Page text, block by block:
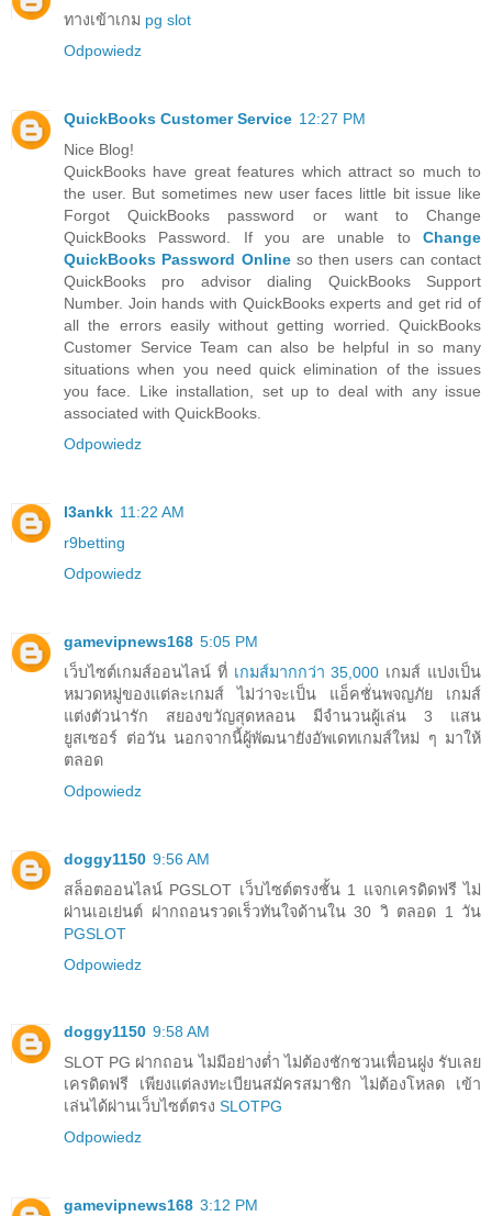
ทางเข้าเกม pg slot
Odpowiedz
QuickBooks Customer Service 12:27 PM
Nice Blog!
QuickBooks have great features which attract so much to
the user. But sometimes new user faces little bit issue like
Forgot QuickBooks password or want to Change
QuickBooks Password. If you are unable to Change
QuickBooks Password Onlineso then users can contact
QuickBooks pro advisor dialing QuickBooks Support
Number. Join hands with QuickBooks experts and get rid of
all the errors easily without getting worried. QuickBooks
Customer Service Team can also be helpful in so many
situations when you need quick elimination of the issues
you face. Like installation, set up to deal with any issue
associated with QuickBooks.
Odpowiedz
l3ankk 11:22 AM
r9betting
Odpowiedz
gamevipnews168 5:05 PM
เว็บไซต์เกมส์ออนไลน์ ที่ เกมส์มากกว่า 35,000 เกมส์ แบ่งเป็น
หมวดหมู่ของแต่ละเกมส์ ไม่ว่าจะเป็น แอ็คชั่นพจญภัย เกมส์
แต่งตัวน่ารัก สยองขวัญสุดหลอน มีจำนวนผู้เล่น 3 แสน
ยูสเซอร์ ต่อวัน นอกจากนี้ผู้พัฒนายังอัพเดทเกมส์ใหม่ ๆ มาให้
ตลอด
Odpowiedz
doggy1150 9:56 AM
สล็อตออนไลน์ PGSLOT เว็บไซต์ตรงชั้น 1 แจกเครดิดฟรี ไม่
ผ่านเอเย่นต์ ฝากถอนรวดเร็วทันใจด้านใน 30 วิ ตลอด 1 วัน
PGSLOT
Odpowiedz
doggy1150 9:58 AM
SLOT PG ฝากถอน ไม่มีอย่างต่ำ ไม่ต้องชักชวนเพื่อนฝูง รับเลย
เครดิดฟรี เพียงแต่ลงทะเบียนสมัครสมาชิก ไม่ต้องโหลด เข้า
เล่นได้ผ่านเว็บไซต์ตรง SLOTPG
Odpowiedz
gamevipnews168 3:12 PM